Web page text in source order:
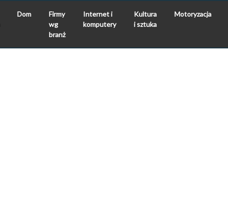
Dom
Firmy
wg
branż
Internet i
komputery
Kultura
i sztuka
Motoryzacja